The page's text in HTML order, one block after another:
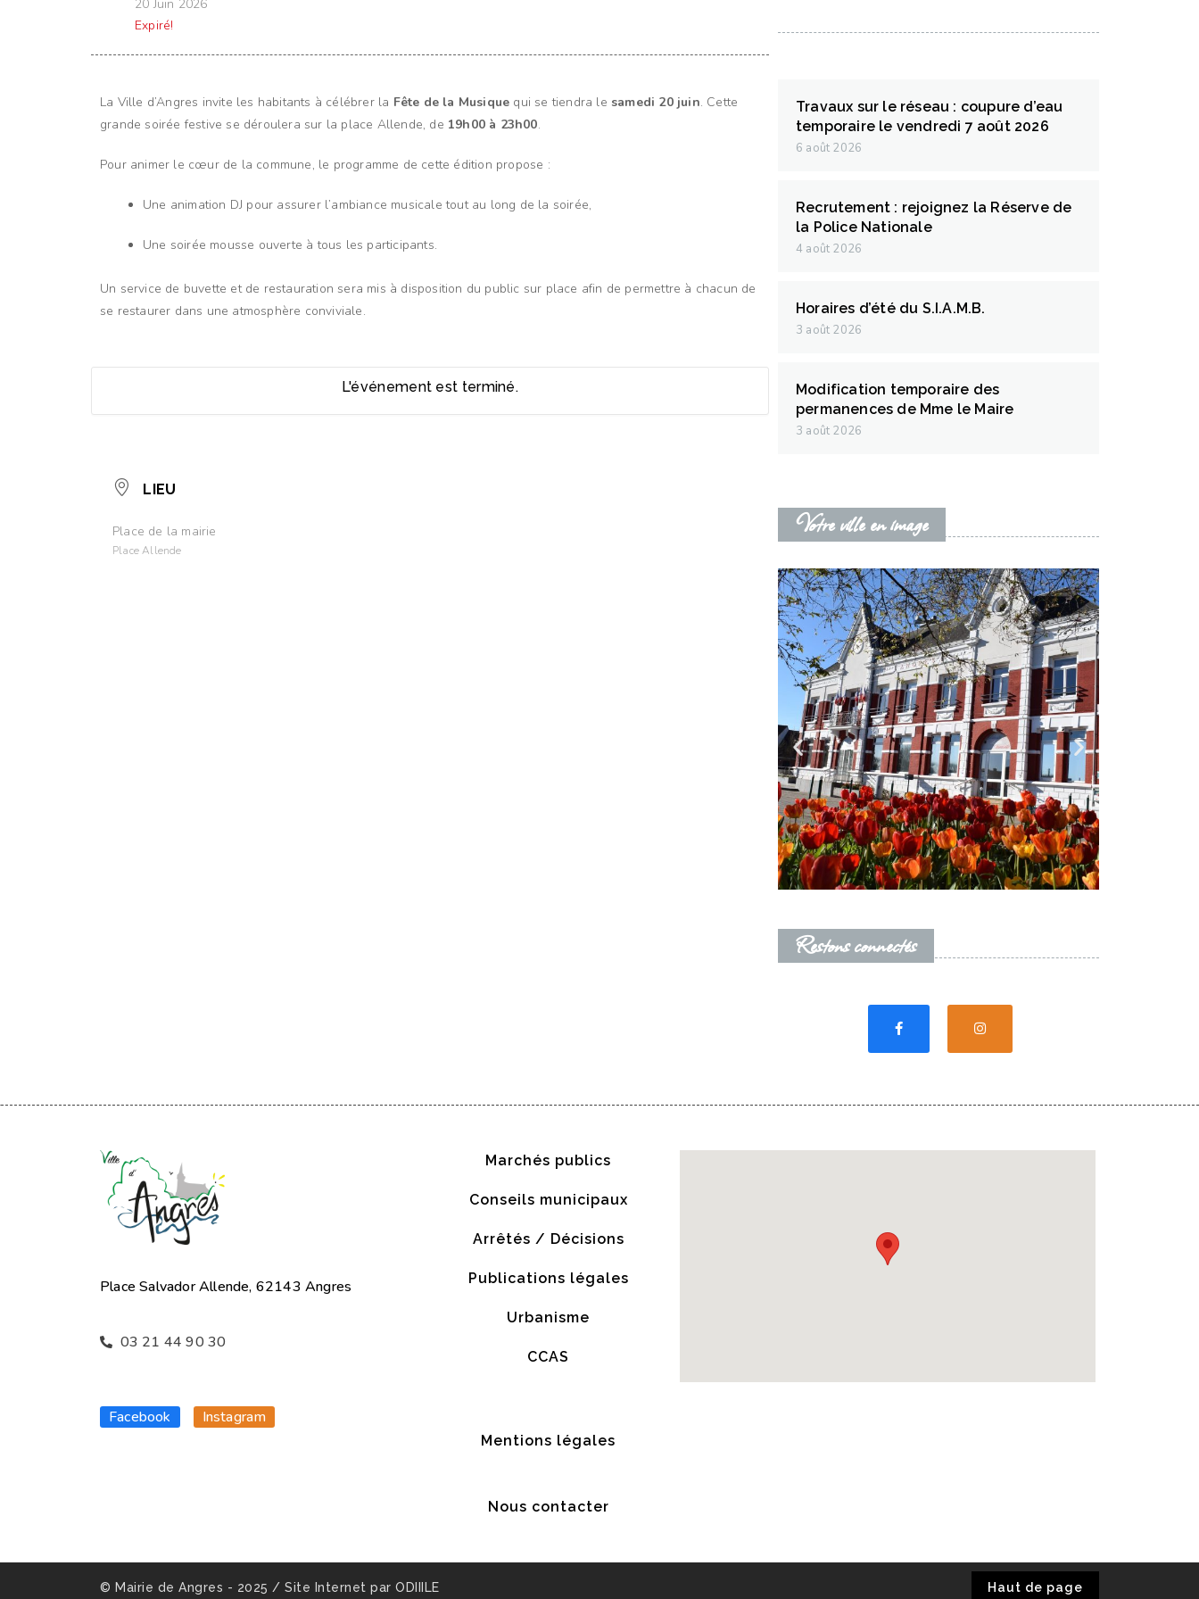
20 Juin 2026
Expiré!
La Ville d’Angres invite les habitants à célébrer la Fête de la Musique qui se tiendra le samedi 20 juin. Cette
grande soirée festive se déroulera sur la place Allende, de 19h00 à 23h00.
Pour animer le cœur de la commune, le programme de cette édition propose :
Une animation DJ pour assurer l’ambiance musicale tout au long de la soirée,
Une soirée mousse ouverte à tous les participants.
Un service de buvette et de restauration sera mis à disposition du public sur place afin de permettre à chacun de
se restaurer dans une atmosphère conviviale.
L'événement est terminé.
LIEU
Place de la mairie
Place Allende
Travaux sur le réseau : coupure d’eau
temporaire le vendredi 7 août 2026
6 août 2026
Recrutement : rejoignez la Réserve de
la Police Nationale
4 août 2026
Horaires d’été du S.I.A.M.B.
3 août 2026
Modification temporaire des
permanences de Mme le Maire
3 août 2026
Votre ville en image
Restons connectés
Place Salvador Allende, 62143 Angres
03 21 44 90 30
Facebook Instagram
Marchés publics
Conseils municipaux
Arrêtés / Décisions
Publications légales
Urbanisme
CCAS
Mentions légales
Nous contacter
© Mairie de Angres - 2025 / Site Internet par ODIIILE Haut de page